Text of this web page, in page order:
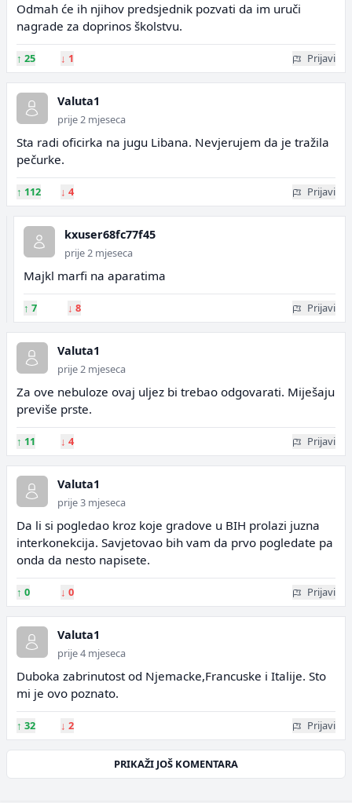
Odmah će ih njihov predsjednik pozvati da im uruči
nagrade za doprinos školstvu.
↑ 25 ↓ 1 Prijavi
Valuta1
prije 2 mjeseca
Sta radi oficirka na jugu Libana. Nevjerujem da je tražila
pečurke.
↑ 112 ↓ 4 Prijavi
kxuser68fc77f45
prije 2 mjeseca
Majkl marfi na aparatima
↑ 7 ↓ 8 Prijavi
Valuta1
prije 2 mjeseca
Za ove nebuloze ovaj uljez bi trebao odgovarati. Miješaju
previše prste.
↑ 11 ↓ 4 Prijavi
Valuta1
prije 3 mjeseca
Da li si pogledao kroz koje gradove u BIH prolazi juzna
interkonekcija. Savjetovao bih vam da prvo pogledate pa
onda da nesto napisete.
↑ 0 ↓ 0 Prijavi
Valuta1
prije 4 mjeseca
Duboka zabrinutost od Njemacke,Francuske i Italije. Sto
mi je ovo poznato.
↑ 32 ↓ 2 Prijavi
PRIKAŽI JOŠ KOMENTARA